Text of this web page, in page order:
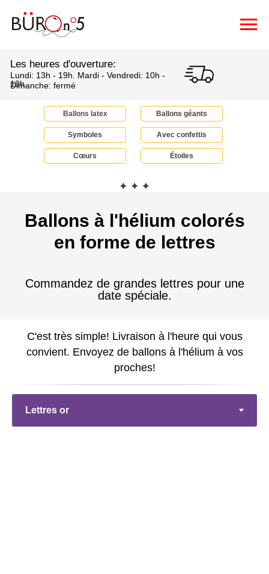
19h.
Dimanche: fermé
Étoiles
Ballons latex Ballons géants
Avec confettis
Сœurs
Symboles
Ballons à l'hélium colorés
en forme de lettres
Commandez de grandes lettres pour une
date spéciale.
C'est très simple! Livraison à l'heure qui vous
convient. Envoyez de ballons à l'hélium à vos
proches!